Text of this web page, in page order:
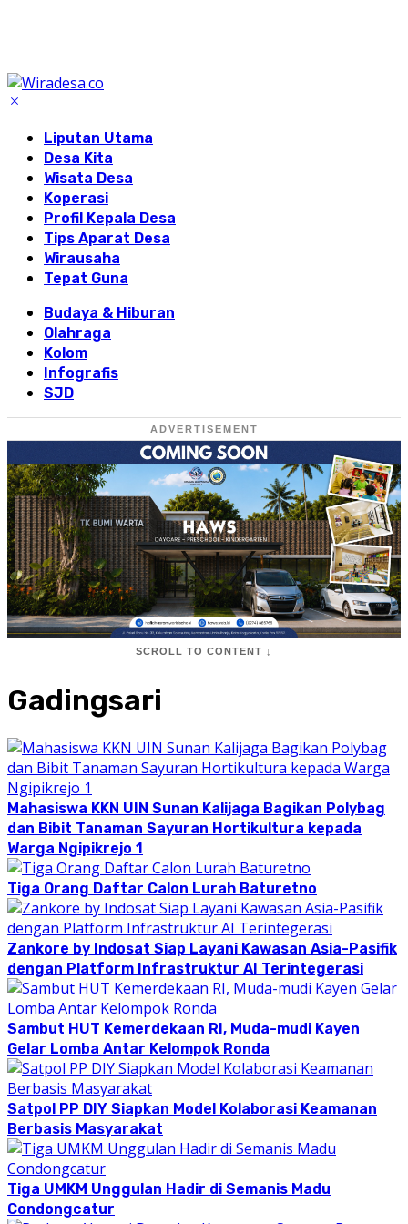
Liputan Utama
Desa Kita
Wisata Desa
Koperasi
Profil Kepala Desa
Tips Aparat Desa
Wirausaha
Tepat Guna
Budaya & Hiburan
Olahraga
Kolom
Infografis
SJD
ADVERTISEMENT
SCROLL TO CONTENT ↓
Gadingsari
Mahasiswa KKN UIN Sunan Kalijaga Bagikan Polybag
dan Bibit Tanaman Sayuran Hortikultura kepada
Warga Ngipikrejo 1
Tiga Orang Daftar Calon Lurah Baturetno
Zankore by Indosat Siap Layani Kawasan Asia-Pasifik
dengan Platform Infrastruktur AI Terintegerasi
Sambut HUT Kemerdekaan RI, Muda-mudi Kayen
Gelar Lomba Antar Kelompok Ronda
Satpol PP DIY Siapkan Model Kolaborasi Keamanan
Berbasis Masyarakat
Tiga UMKM Unggulan Hadir di Semanis Madu
Condongcatur